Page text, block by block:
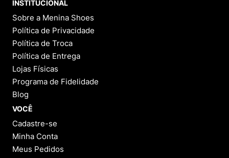
INSTITUCIONAL
Sobre a Menina Shoes
Política de Privacidade
Política de Troca
Política de Entrega
Lojas Físicas
Programa de Fidelidade
Blog
VOCÊ
Cadastre-se
Minha Conta
Meus Pedidos